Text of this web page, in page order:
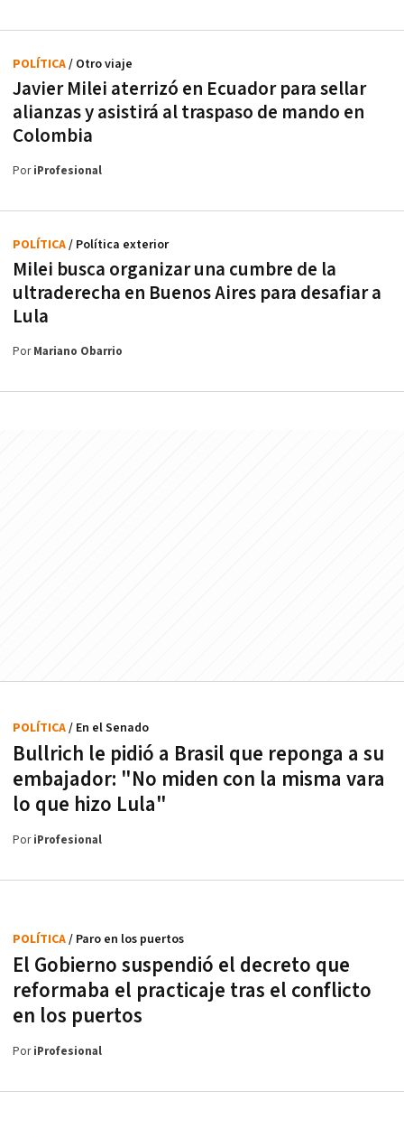
Javier Milei aterrizó en Ecuador para sellar
alianzas y asistirá al traspaso de mando en
Colombia
POLÍTICA/ Otro viaje
PoriProfesional
Milei busca organizar una cumbre de la
ultraderecha en Buenos Aires para desafiar a
Lula
POLÍTICA/ Política exterior
PorMariano Obarrio
Bullrich le pidió a Brasil que reponga a su
embajador: "No miden con la misma vara
lo que hizo Lula"
POLÍTICA/ En el Senado
PoriProfesional
El Gobierno suspendió el decreto que
reformaba el practicaje tras el conflicto
en los puertos
POLÍTICA/ Paro en los puertos
PoriProfesional